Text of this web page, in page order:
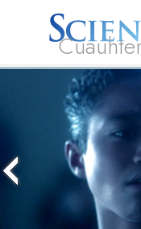
¿Qué es
Scientology?